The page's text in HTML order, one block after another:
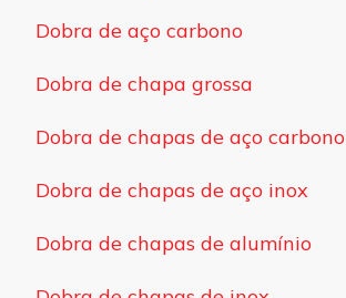
Dobra de aço carbono
Dobra de chapa grossa
Dobra de chapas de aço carbono
Dobra de chapas de aço inox
Dobra de chapas de alumínio